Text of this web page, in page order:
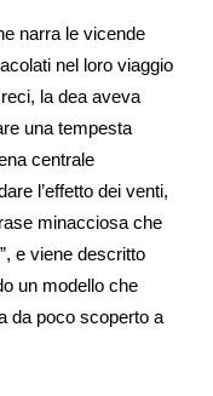
narra le vicende
nel loro viaggio
la dea aveva
una tempesta
centrale
l’effetto dei venti,
minacciosa che
e viene descritto
un modello che
da poco scoperto a